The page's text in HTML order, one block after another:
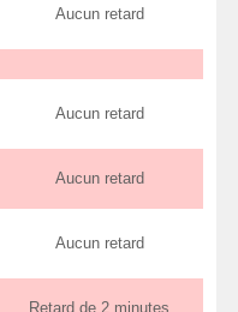
Aucun retard
Aucun retard
Aucun retard
Aucun retard
Retard de 2 minutes